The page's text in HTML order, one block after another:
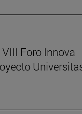
Foro Innova